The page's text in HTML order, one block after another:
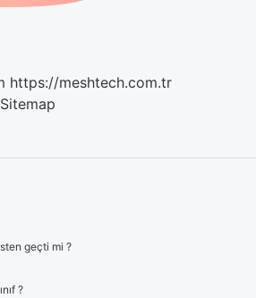
https://meshtech.com.tr
Sitemap
geçti mi ?
?